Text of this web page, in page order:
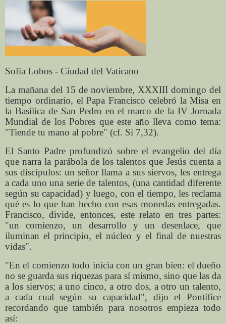
Sofía Lobos - Ciudad del Vaticano
La mañana del 15 de noviembre, XXXIII domingo del
tiempo ordinario, el Papa Francisco celebró la Misa en
la Basílica de San Pedro en el marco de la IV Jornada
Mundial de los Pobres que este año lleva como tema:
"Tiende tu mano al pobre" (cf. Si 7,32).
El Santo Padre profundizó sobre el evangelio del día
que narra la parábola de los talentos que Jesús cuenta a
sus discípulos: un señor llama a sus siervos, les entrega
a cada uno una serie de talentos, (una cantidad diferente
según su capacidad) y luego, con el tiempo, les reclama
qué es lo que han hecho con esas monedas entregadas.
Francisco, divide, entonces, este relato en tres partes:
"un comienzo, un desarrollo y un desenlace, que
iluminan el principio, el núcleo y el final de nuestras
vidas".
"En el comienzo todo inicia con un gran bien: el dueño
no se guarda sus riquezas para sí mismo, sino que las da
a los siervos; a uno cinco, a otro dos, a otro un talento,
a cada cual según su capacidad", dijo el Pontífice
recordando que también para nosotros empieza todo
así: